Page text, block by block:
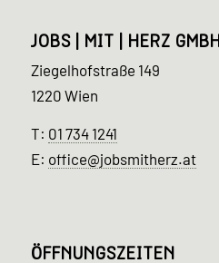
JOBS | MIT | HERZ GMBH
Ziegelhofstraße 149
1220 Wien
T: 01 734 1241
E: office@jobsmitherz.at
ÖFFNUNGSZEITEN